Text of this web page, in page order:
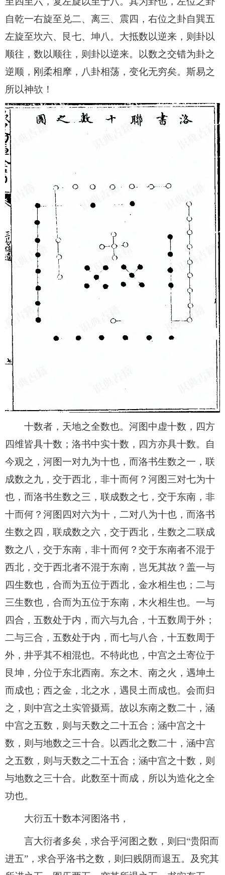
自乾一右旋至兑二、离三、震四，右位之卦自巽五
左旋至坎六、艮七、坤八。大抵数以逆来，则卦以
顺往，数以顺往，则卦以逆来。以数之交错为卦之
逆顺，刚柔相摩，八卦相荡，变化无穷矣。斯易之
所以神欤！
十数者，天地之全数也。河图中虚十数，四方
四维皆具十数；洛书中实十数，四方亦具十数。自
今观之，河图一对九为十也，而洛书生数之一，联
成数之九，交于西北，非十而何？河图三对七为十
也，而洛书生数之三，联成数之七，交于东南，非
十而何？河图四对六为十，二对八为十也，而洛书
生数之四，联成数之六，交于西北，生数之二联成
数之八，交于东南，非十而何？交于东南者不混于
西北，交于西北者不混于东南，岂旡其故？盖一与
四生数也，合而为五位于西北，金水相生也；二与
三生数也，合而为五位于东南，木火相生也。一与
四合，五数处于内，而六与九合，十五数周于外；
二与三合，五数处于内，而七与八合，十五数周于
外，井乎其不相混也。不特此也，中宫之土寄位于
艮坤，分位于东北西南。东之木、南之火，遇坤土
而成也；西之金，北之水，遇艮土而成也。会而归
之，则中宫之土实管摄焉。故以东南之数二十，涵
中宫之五数，则与天数之二十五合；涵中宫之十
数，则与地数之三十合。以西北之数二十，涵中宫
之五数，则与天数之二十五合；涵中宫之十数，则
与地数之三十合。此数至十而成，所以为造化之全
功也。
大衍五十数本河图洛书，
言大衍者多矣，求合乎河图之数，则曰“贵阳而
进五”，求合乎洛书之数，则曰贱阴而退五。及究其